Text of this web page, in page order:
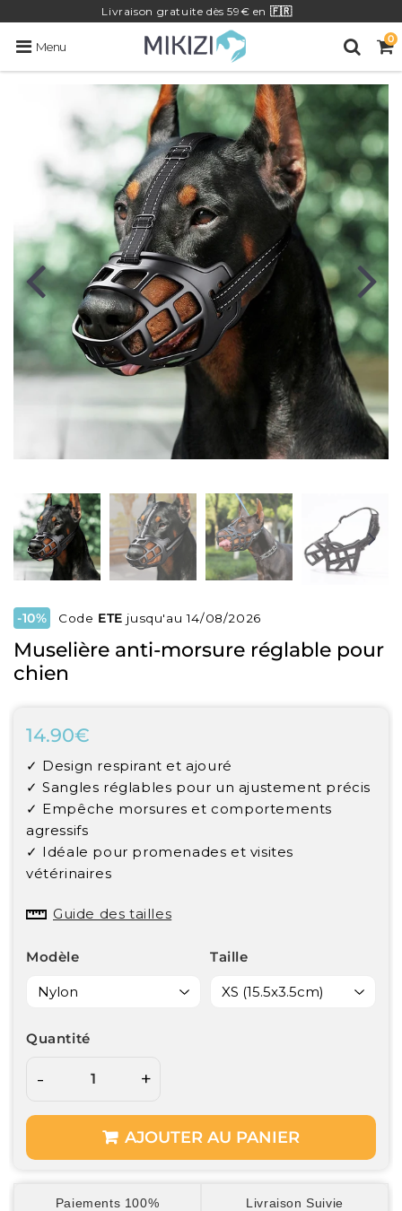
Livraison gratuite dès 59€ en 🇫🇷
Menu
0
-10% Code ETE jusqu'au 14/08/2026
Muselière anti-morsure réglable pour
chien
14.90€
Unit
price
✓ Design respirant et ajouré
✓ Sangles réglables pour un ajustement précis
✓ Empêche morsures et comportements
agressifs
✓ Idéale pour promenades et visites
vétérinaires
Guide des tailles
Modèle Taille
Quantité
- +
AJOUTER AU PANIER
Paiements 100%
Livraison Suivie